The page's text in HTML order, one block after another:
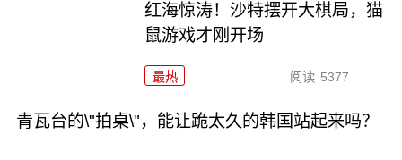
红海惊涛！沙特摆开大棋局，猫
鼠游戏才刚开场
最热 阅读 5377
青瓦台的\"拍桌\"，能让跪太久的韩国站起来吗？